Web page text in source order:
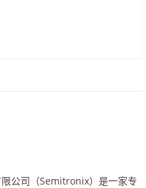
公司（Semitronix）是一家专